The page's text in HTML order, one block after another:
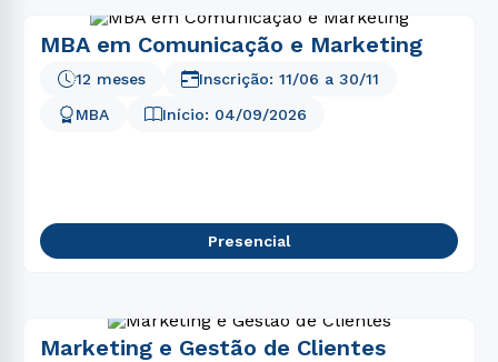
MBA em Comunicação e Marketing
MBA
12 meses
Início: 04/09/2026
Inscrição: 11/06 a 30/11
Presencial
Marketing e Gestão de Clientes